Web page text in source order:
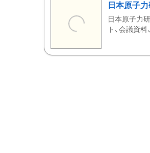
日本原子
日本原子力
ト、会議資